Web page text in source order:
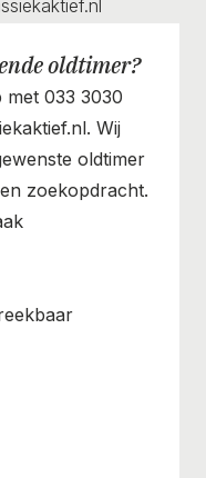
oldtimer?
033 3030
Wij
oldtimer
zoekopdracht.